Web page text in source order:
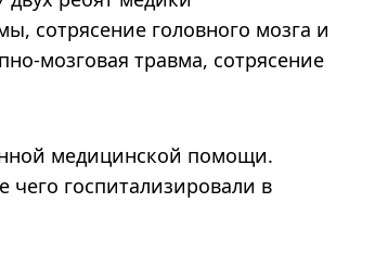
сотрясение головного мозга и
мозговая травма, сотрясение
медицинской помощи.
госпитализировали в